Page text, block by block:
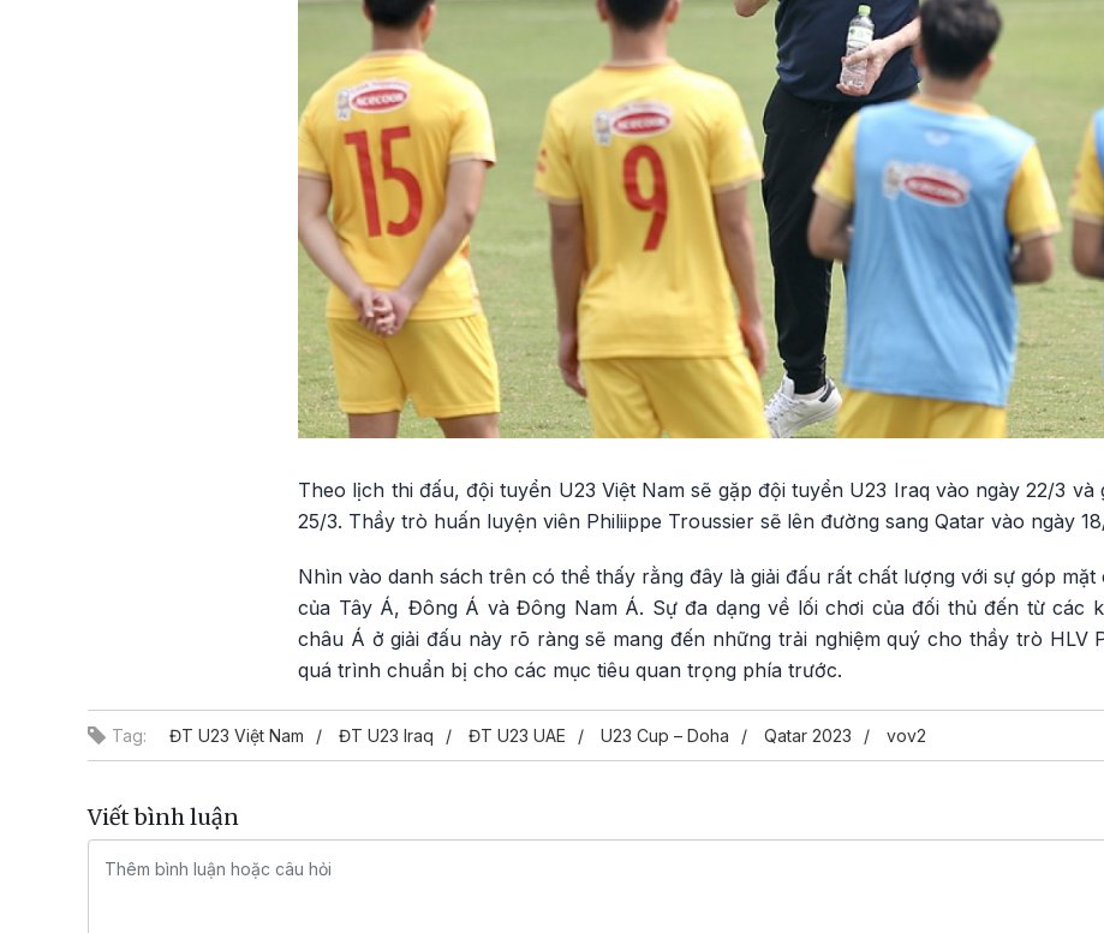
Theo lịch thi đấu, đội tuyển U23 Việt Nam sẽ gặp đội tuyển U23 Iraq vào ngày 22/3 và
25/3. Thầy trò huấn luyện viên Philiippe Troussier sẽ lên đường sang Qatar vào ngày
Nhìn vào danh sách trên có thể thấy rằng đây là giải đấu rất chất lượng với sự góp
của Tây Á, Đông Á và Đông Nam Á. Sự đa dạng về lối chơi của đối thủ đến từ các
châu Á ở giải đấu này rõ ràng sẽ mang đến những trải nghiệm quý cho thầy trò HLV
quá trình chuẩn bị cho các mục tiêu quan trọng phía trước.
Tag: ĐT U23 Việt Nam ĐT U23 Iraq ĐT U23 UAE U23 Cup – Doha Qatar 2023 vov2
Viết bình luận